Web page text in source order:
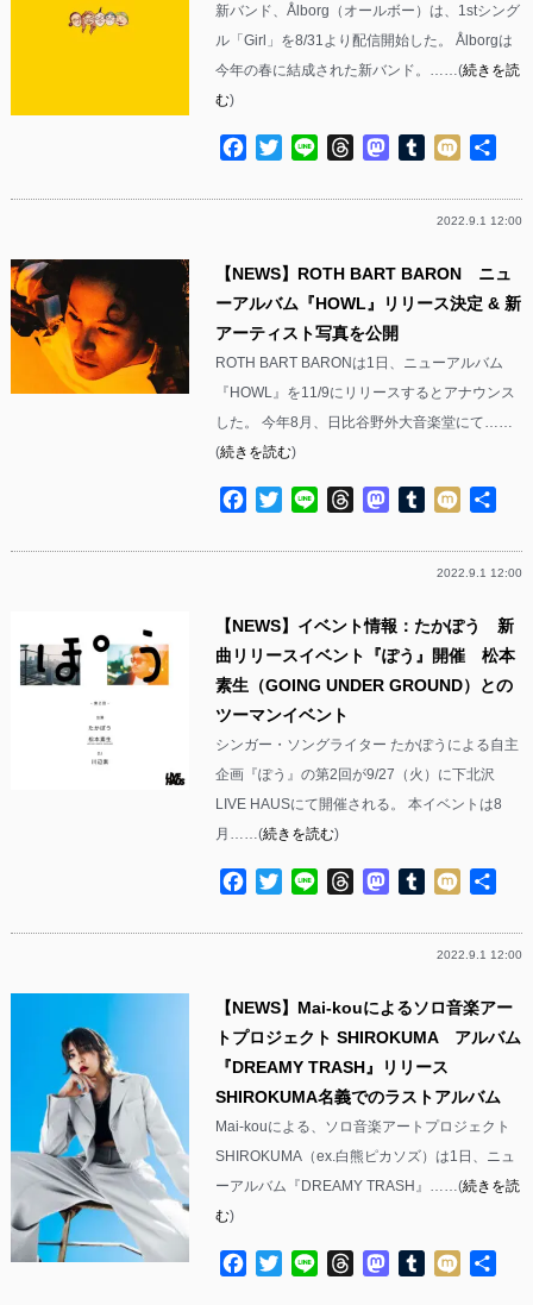
新バンド、Ålborg（オールボー）は、1stシング
ル「Girl」を8/31より配信開始した。 Ålborgは
今年の春に結成された新バンド。……(続きを読
む)
Facebook
TwitterLine ThreadsMastodon
Tumblr
Mixi
2022.9.1 12:00
【NEWS】ROTH BART BARON ニュ
ーアルバム『HOWL』リリース決定 & 新
アーティスト写真を公開
ROTH BART BARONは1日、ニューアルバム
『HOWL』を11/9にリリースするとアナウンス
した。 今年8月、日比谷野外大音楽堂にて……
(続きを読む)
Facebook
TwitterLine ThreadsMastodon
Tumblr
Mixi
2022.9.1 12:00
【NEWS】イベント情報：たかぽう 新
曲リリースイベント『ぽう』開催 松本
素生（GOING UNDER GROUND）との
ツーマンイベント
シンガー・ソングライター たかぽうによる自主
企画『ぽう』の第2回が9/27（火）に下北沢
LIVE HAUSにて開催される。 本イベントは8
月……(続きを読む)
Facebook
TwitterLine ThreadsMastodon
Tumblr
Mixi
2022.9.1 12:00
【NEWS】Mai-kouによるソロ音楽アー
トプロジェクト SHIROKUMA アルバム
『DREAMY TRASH』リリース
SHIROKUMA名義でのラストアルバム
Mai-kouによる、ソロ音楽アートプロジェクト
SHIROKUMA（ex.白熊ピカソズ）は1日、ニュ
ーアルバム『DREAMY TRASH』……(続きを読
む)
Facebook
TwitterLine ThreadsMastodon
Tumblr
Mixi